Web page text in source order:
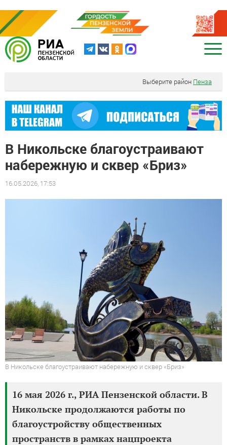
Выберите район Пенза
В Никольске благоустраивают
набережную и сквер «Бриз»
16.05.2026, 17:53
В Никольске благоустраивают набережную и сквер «Бриз»
16 мая 2026 г., РИА Пензенской области. В
Никольске продолжаются работы по
благоустройству общественных
пространств в рамках нацпроекта